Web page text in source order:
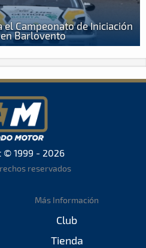
Campeonato de Iniciación
Barlovento
© 1999 - 2026
reservados
Más Información
Club
Tienda